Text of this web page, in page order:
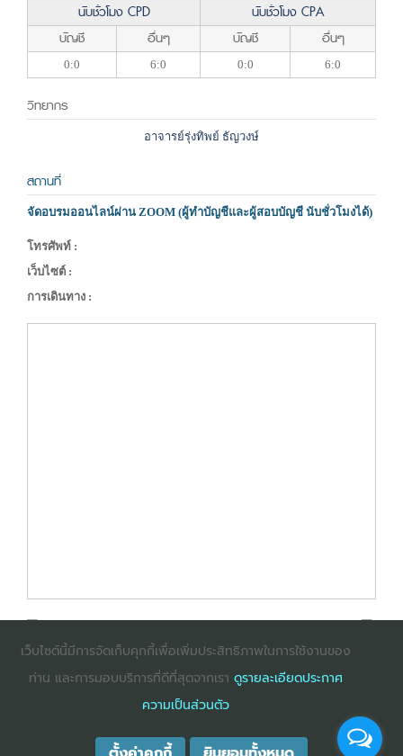
นับชั่วโมง CPD
นับชั่วโมง CPA
บัญชี
อื่นๆ บัญชี อื่นๆ
0:0 6:0 0:0 6:0
วิทยากร
อาจารย์รุ่งทิพย์ ธัญวงษ์
สถานที่
จัดอบรมออนไลน์ผ่าน ZOOM (ผู้ทำบัญชีและผู้สอบบัญชี นับชั่วโมงได้)
โทรศัพท์ :
เว็บไซต์ :
การเดินทาง :
: InternetExplorer เวอร์ชั่น 10 ขึ้นไป
: Chrome เวอร์ชั่น 58 ขึ้นไป
เว็บไซต์นี้มีการจัดเก็บคุกกี้เพื่อเพิ่มประสิทธิภาพในการใช้งานของ
ท่าน และการมอบบริการที่ดีที่สุดจากเรา ดูรายละเอียดประกาศ
ความเป็นส่วนตัว